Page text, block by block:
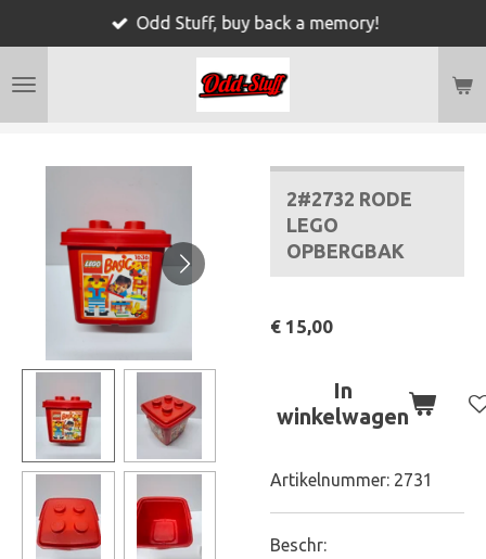
naar
Odd Stuff, buy back a memory!
2#2732 RODE
LEGO
OPBERGBAK
€ 15,00
In
winkelwagen
Artikelnummer: 2731
Beschr: